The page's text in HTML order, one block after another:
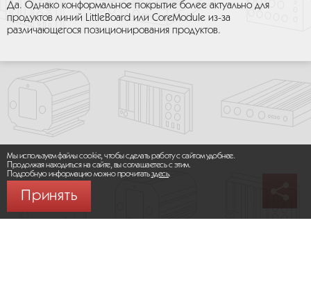
Да. Однако конформальное покрытие более актуально для
продуктов линий LittleBoard или CoreModule из-за
различающегося позиционирования продуктов.
Мы используем файлы cookie, чтобы сделать работу с сайтом удобнее.
Продолжая находиться на сайте, вы соглашаетесь с этим.
Подробную информацию можно прочитатьздесь.
Принять